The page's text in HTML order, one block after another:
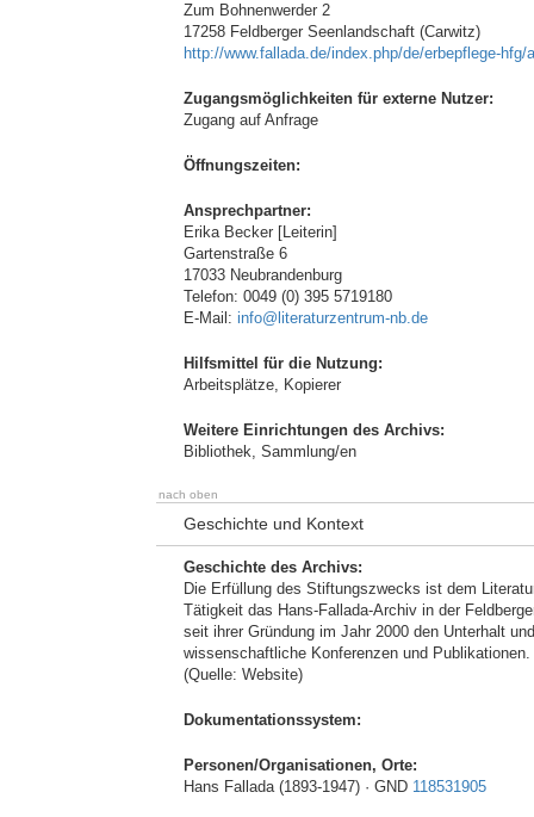
Zum Bohnenwerder 2
17258 Feldberger Seenlandschaft (Carwitz)
http://www.fallada.de/index.php/de/erbepflege-hfg/
Zugangsmöglichkeiten für externe Nutzer:
Zugang auf Anfrage
Öffnungszeiten:
Ansprechpartner:
Erika Becker [Leiterin]
Gartenstraße 6
17033 Neubrandenburg
Telefon: 0049 (0) 395 5719180
E-Mail: info@literaturzentrum-nb.de
Hilfsmittel für die Nutzung:
Arbeitsplätze, Kopierer
Weitere Einrichtungen des Archivs:
Bibliothek, Sammlung/en
nach oben
Geschichte und Kontext
Geschichte des Archivs:
Die Erfüllung des Stiftungszwecks ist dem
Tätigkeit das Hans-Fallada-Archiv in der
seit ihrer Gründung im Jahr 2000 den Unterhalt
wissenschaftliche Konferenzen und Publikationen.
(Quelle: Website)
Dokumentationssystem:
Personen/Organisationen, Orte:
Hans Fallada (1893-1947) · GND 118531905